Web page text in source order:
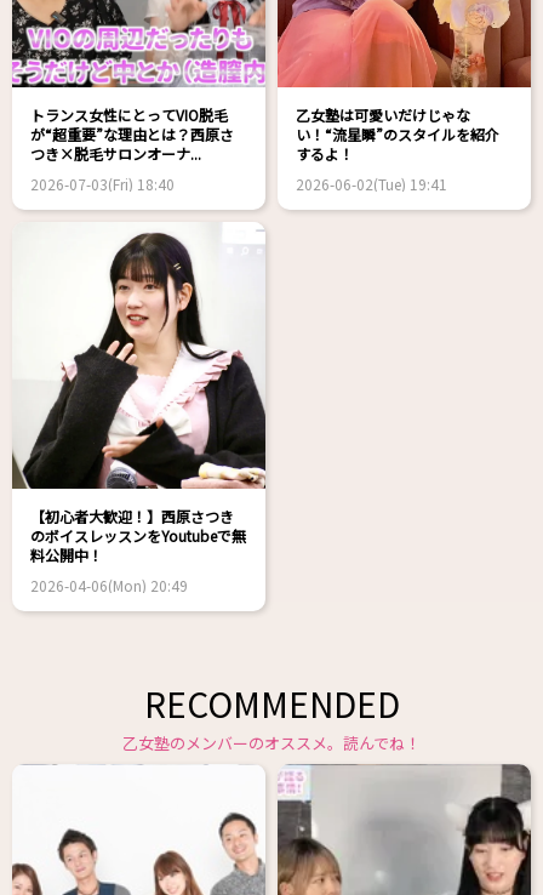
トランス女性にとってVIO脱毛
が“超重要”な理由とは？西原さ
つき×脱毛サロンオーナ...
2026-07-03(Fri) 18:40
乙女塾は可愛いだけじゃな
い！“流星瞬”のスタイルを紹介
するよ！
2026-06-02(Tue) 19:41
【初心者大歓迎！】西原さつき
のボイスレッスンをYoutubeで無
料公開中！
2026-04-06(Mon) 20:49
RECOMMENDED
乙女塾のメンバーのオススメ。読んでね！